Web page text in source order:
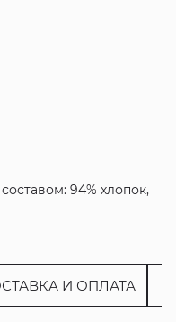
94% хлопок,
И ОПЛАТА